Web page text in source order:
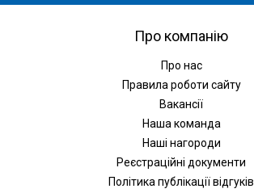
Про компанію
Про нас
Правила роботи сайту
Вакансії
Наша команда
Наші нагороди
Реєстраційні документи
Політика публікації відгуків